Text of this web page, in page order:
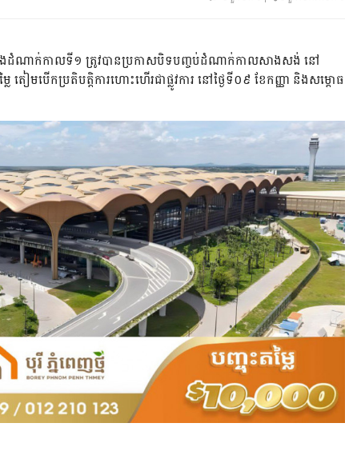
នុងដំណាក់កាលទី១ ត្រូវបានប្រកាសបិទបញ្ចប់ដំណាក់កាលសាងសង់ នៅ
តៀមបើកប្រតិបត្តិការហោះហើរជាផ្លូវការ នៅថ្ងៃទី០៩ ខែកញ្ញា និងសម្ពោធ